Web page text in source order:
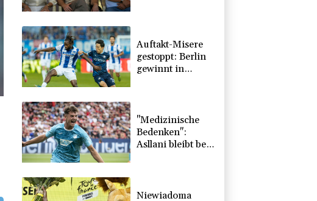
Auftakt-Misere
gestoppt: Berlin
gewinnt in
"Medizinische
Bedenken":
Asllani bleibt bei
Niewiadoma